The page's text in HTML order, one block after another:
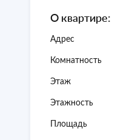
находятся
Один взрослый
Быстрый выход
Не упустите
О квартире:
Адрес
Комнатность
Этаж
Этажность
Площадь